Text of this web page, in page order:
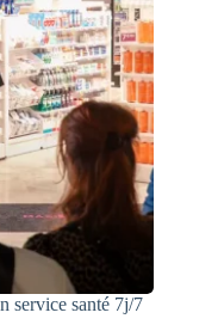
service santé 7j/7